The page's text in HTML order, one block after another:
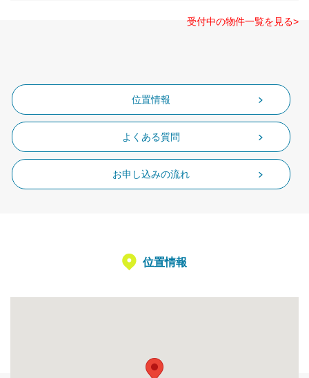
受付中の物件一覧を見る>
位置情報
よくある質問
お申し込みの流れ
位置情報